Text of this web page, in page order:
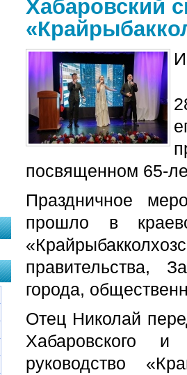
Хабаровский
посвященном 65-
Праздничное
прошло в
правительства,
города,
Отец Николай
Хабаровского
руководство